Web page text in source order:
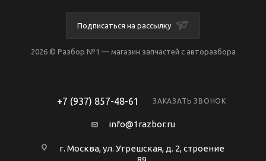
Подписаться на рассылку
2026 © Разбор №1 — магазин запчастей с авторазбора
+7 (937) 857-48-61 ЗАКАЗАТЬ ЗВОНОК
info@1razbor.ru
г. Москва, ул. Угрешская, д. 2, строение